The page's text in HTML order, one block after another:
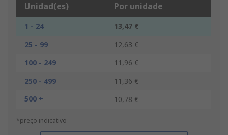
Unidad(es) Por unidade
1 - 24
13,47 €
25 - 99
12,63 €
100 - 249
11,96 €
250 - 499
11,36 €
500 +
10,78 €
*preço indicativo